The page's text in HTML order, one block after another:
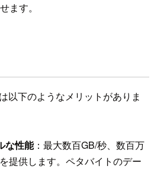
ます。
以下のようなメリットがありま
な性能：最大数百GB/秒、数百万
提供します。ペタバイトのデー